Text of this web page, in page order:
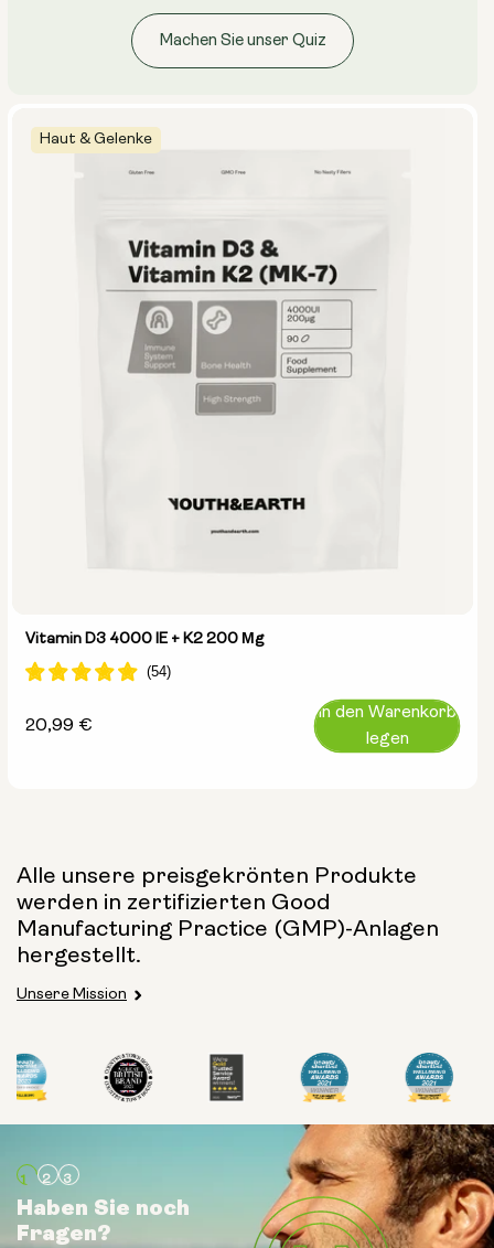
Haut & Gelenke
Vitamin D3 4000 IE + K2 200 Μg
Regulärer
20,99 €
In den Warenkorb
legen
Machen Sie unser Quiz
Alle unsere preisgekrönten Produkte
werden in zertifizierten Good
Manufacturing Practice (GMP)-Anlagen
hergestellt.
Unsere Mission
Haben Sie noch
Fragen?
Haben Sie noch
Fragen?
Haben Sie noch
Fragen?